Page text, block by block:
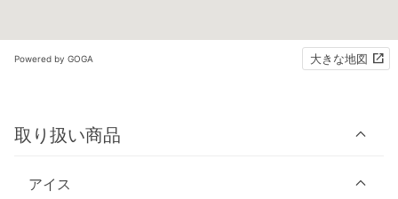
Powered by GOGA 大きな地図
取り扱い商品
アイス